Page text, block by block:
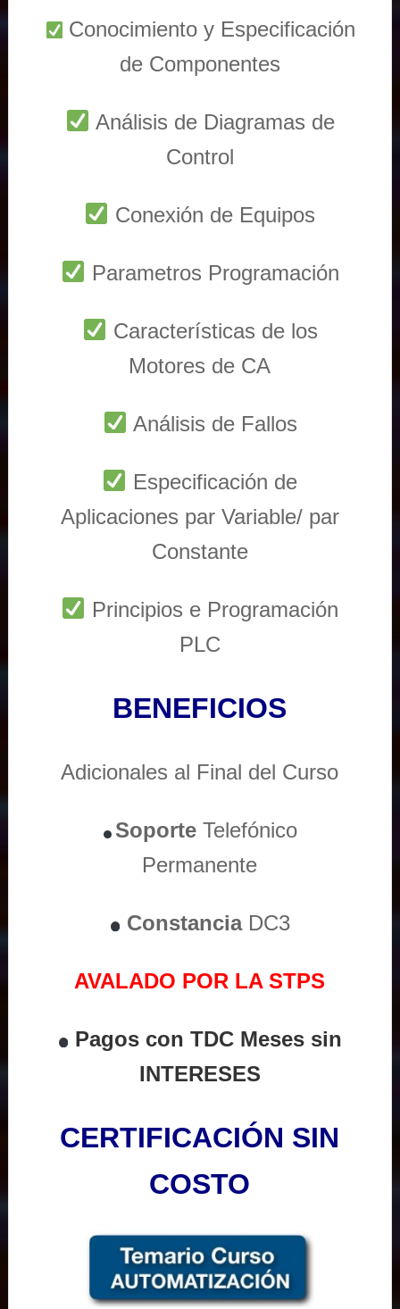
Conocimiento y Especificación
de Componentes
Análisis de Diagramas de
Control
Conexión de Equipos
Parametros Programación
Características de los
Motores de CA
Análisis de Fallos
Especificación de
Aplicaciones par Variable/ par
Constante
Principios e Programación
PLC
BENEFICIOS
Adicionales al Final del Curso
Soporte Telefónico
Permanente
ConstanciaDC3
AVALADO POR LA STPS
Pagos con TDC Meses sin
INTERESES
CERTIFICACIÓN SIN
COSTO